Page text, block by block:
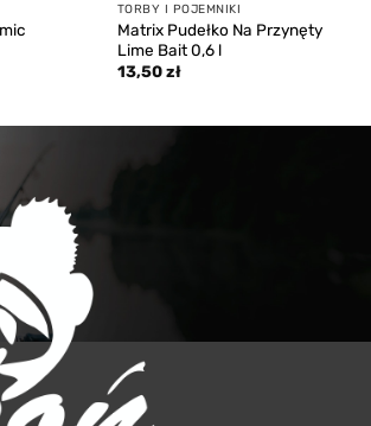
TORBY I POJEMNIKI
Matrix Pudełko Na Przynęty
Lime Bait 0,6 l
13,50zł